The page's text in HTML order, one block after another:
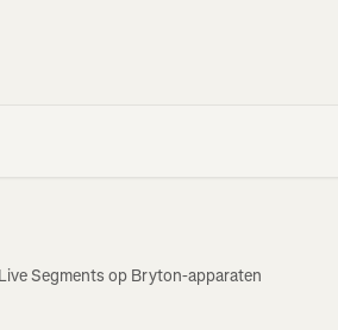
Segments op Bryton-apparaten